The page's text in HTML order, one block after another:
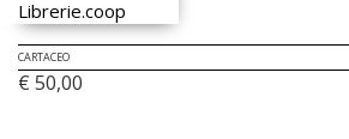
CARTACEO
€ 50,00